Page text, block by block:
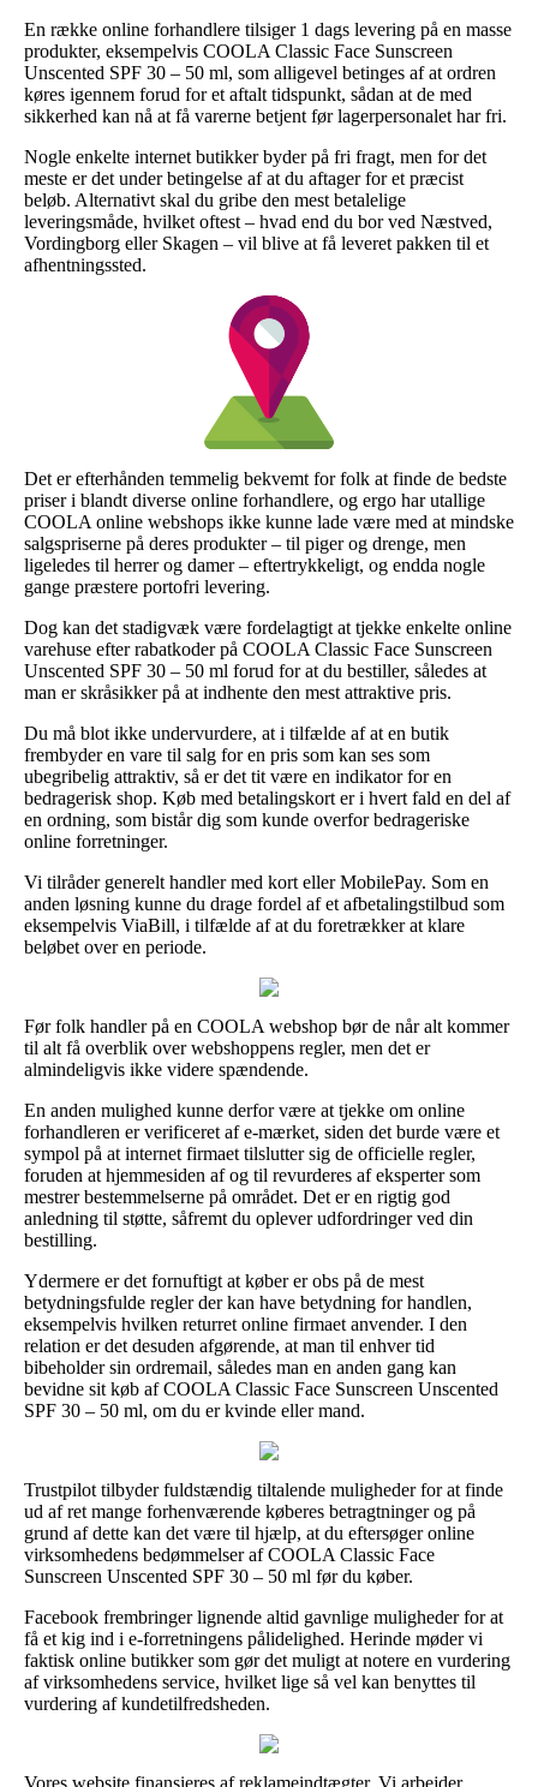
En række online forhandlere tilsiger 1 dags levering på en masse
produkter, eksempelvis COOLA Classic Face Sunscreen
Unscented SPF 30 – 50 ml, som alligevel betinges af at ordren
køres igennem forud for et aftalt tidspunkt, sådan at de med
sikkerhed kan nå at få varerne betjent før lagerpersonalet har fri.
Nogle enkelte internet butikker byder på fri fragt, men for det
meste er det under betingelse af at du aftager for et præcist
beløb. Alternativt skal du gribe den mest betalelige
leveringsmåde, hvilket oftest – hvad end du bor ved Næstved,
Vordingborg eller Skagen – vil blive at få leveret pakken til et
afhentningssted.
Det er efterhånden temmelig bekvemt for folk at finde de bedste
priser i blandt diverse online forhandlere, og ergo har utallige
COOLA online webshops ikke kunne lade være med at mindske
salgspriserne på deres produkter – til piger og drenge, men
ligeledes til herrer og damer – eftertrykkeligt, og endda nogle
gange præstere portofri levering.
Dog kan det stadigvæk være fordelagtigt at tjekke enkelte online
varehuse efter rabatkoder på COOLA Classic Face Sunscreen
Unscented SPF 30 – 50 ml forud for at du bestiller, således at
man er skråsikker på at indhente den mest attraktive pris.
Du må blot ikke undervurdere, at i tilfælde af at en butik
frembyder en vare til salg for en pris som kan ses som
ubegribelig attraktiv, så er det tit være en indikator for en
bedragerisk shop. Køb med betalingskort er i hvert fald en del af
en ordning, som bistår dig som kunde overfor bedrageriske
online forretninger.
Vi tilråder generelt handler med kort eller MobilePay. Som en
anden løsning kunne du drage fordel af et afbetalingstilbud som
eksempelvis ViaBill, i tilfælde af at du foretrækker at klare
beløbet over en periode.
Før folk handler på en COOLA webshop bør de når alt kommer
til alt få overblik over webshoppens regler, men det er
almindeligvis ikke videre spændende.
En anden mulighed kunne derfor være at tjekke om online
forhandleren er verificeret af e-mærket, siden det burde være et
sympol på at internet firmaet tilslutter sig de officielle regler,
foruden at hjemmesiden af og til revurderes af eksperter som
mestrer bestemmelserne på området. Det er en rigtig god
anledning til støtte, såfremt du oplever udfordringer ved din
bestilling.
Ydermere er det fornuftigt at køber er obs på de mest
betydningsfulde regler der kan have betydning for handlen,
eksempelvis hvilken returret online firmaet anvender. I den
relation er det desuden afgørende, at man til enhver tid
bibeholder sin ordremail, således man en anden gang kan
bevidne sit køb af COOLA Classic Face Sunscreen Unscented
SPF 30 – 50 ml, om du er kvinde eller mand.
Trustpilot tilbyder fuldstændig tiltalende muligheder for at finde
ud af ret mange forhenværende køberes betragtninger og på
grund af dette kan det være til hjælp, at du eftersøger online
virksomhedens bedømmelser af COOLA Classic Face
Sunscreen Unscented SPF 30 – 50 ml før du køber.
Facebook frembringer lignende altid gavnlige muligheder for at
få et kig ind i e-forretningens pålidelighed. Herinde møder vi
faktisk online butikker som gør det muligt at notere en vurdering
af virksomhedens service, hvilket lige så vel kan benyttes til
vurdering af kundetilfredsheden.
Vores website finansieres af reklameindtægter. Vi arbejder